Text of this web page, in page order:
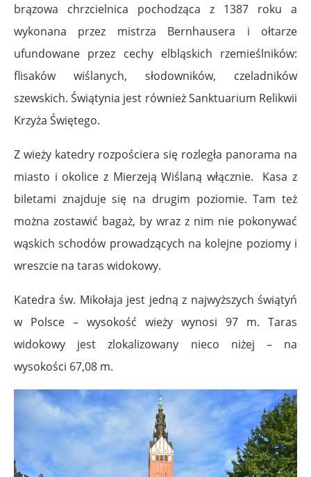
brązowa chrzcielnica pochodząca z 1387 roku a
wykonana przez mistrza Bernhausera i ołtarze
ufundowane przez cechy elbląskich rzemieślników:
flisaków wiślanych, słodowników, czeladników
szewskich. Świątynia jest również Sanktuarium Relikwii
Krzyża Świętego.
Z wieży katedry rozpościera się rozległa panorama na
miasto i okolice z Mierzeją Wiślaną włącznie. Kasa z
biletami znajduje się na drugim poziomie. Tam też
można zostawić bagaż, by wraz z nim nie pokonywać
wąskich schodów prowadzących na kolejne poziomy i
wreszcie na taras widokowy.
Katedra św. Mikołaja jest jedną z najwyższych świątyń
w Polsce – wysokość wieży wynosi 97 m. Taras
widokowy jest zlokalizowany nieco niżej – na
wysokości 67,08 m.